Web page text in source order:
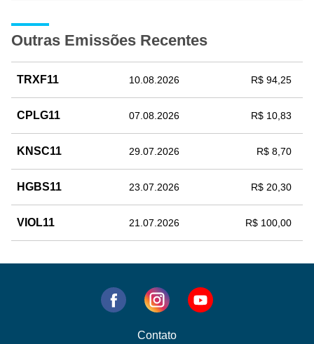
Outras Emissões Recentes
TRXF11 10.08.2026 R$ 94,25
CPLG11 07.08.2026 R$ 10,83
KNSC11 29.07.2026 R$ 8,70
HGBS11 23.07.2026 R$ 20,30
VIOL11 21.07.2026 R$ 100,00
Contato